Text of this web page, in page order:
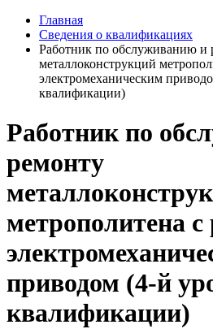
Главная
Сведения о квалификациях
Работник по обслуживанию и
металлоконструкций
электромеханическим
квалификации)
Работник по
ремонту
метрополитена
приводом (4-й
квалификации)